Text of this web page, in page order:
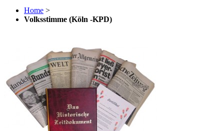
Home >
Volksstimme (Köln -KPD)